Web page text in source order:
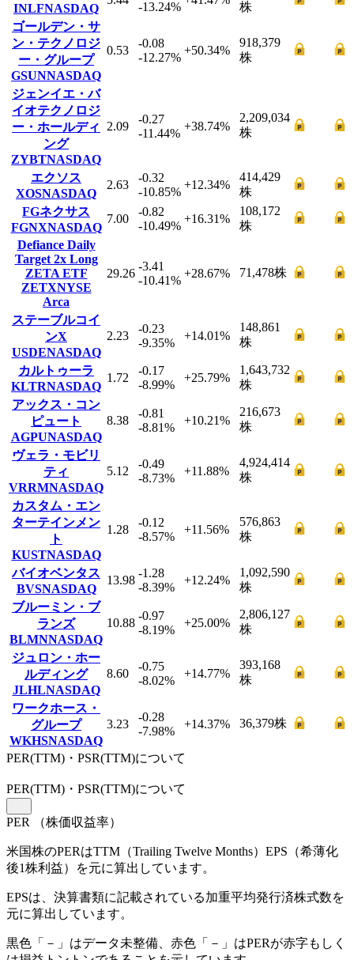
INLFNASDAQ
-13.24%
株
ゴールデン・サ
ン・テクノロジ
ー・グループ
GSUNNASDAQ
0.53
-0.08
-12.27%
+50.34%
918,379
株
ジェンイエ・バ
イオテクノロジ
ー・ホールディ
ング
ZYBTNASDAQ
2.09
-0.27
-11.44%
+38.74%
2,209,034
株
エクソス
XOSNASDAQ
2.63
-0.32
-10.85%
+12.34%
414,429
株
FGネクサス
FGNXNASDAQ
7.00
-0.82
-10.49%
+16.31%
108,172
株
Defiance Daily
Target 2x Long
ZETA ETF
ZETXNYSE
Arca
29.26
-3.41
-10.41%
+28.67% 71,478株
ステーブルコイ
ンX
USDENASDAQ
2.23
-0.23
-9.35%
+14.01%
148,861
株
カルトゥーラ
KLTRNASDAQ
1.72
-0.17
-8.99%
+25.79%
1,643,732
株
アックス・コン
ピュート
AGPUNASDAQ
8.38
-0.81
-8.81%
+10.21%
216,673
株
ヴェラ・モビリ
ティ
VRRMNASDAQ
5.12
-0.49
-8.73%
+11.88%
4,924,414
株
カスタム・エン
ターテインメン
ト
KUSTNASDAQ
1.28
-0.12
-8.57%
+11.56%
576,863
株
バイオベンタス
BVSNASDAQ
13.98
-1.28
-8.39%
+12.24%
1,092,590
株
ブルーミン・ブ
ランズ
BLMNNASDAQ
10.88
-0.97
-8.19%
+25.00%
2,806,127
株
ジュロン・ホー
ルディング
JLHLNASDAQ
8.60
-0.75
-8.02%
+14.77%
393,168
株
ワークホース・
グループ
WKHSNASDAQ
3.23
-0.28
-7.98%
+14.37% 36,379株
PER(TTM)・PSR(TTM)について
PER(TTM) ・PSR(TTM)について
PER （株価収益率）
米国株のPERはTTM（Trailing Twelve Months）EPS（希薄化
後1株利益）を元に算出しています。
EPSは、決算書類に記載されている加重平均発行済株式数を
元に算出しています。
黒色「－」はデータ未整備、赤色「 － 」はPERが赤字もしく